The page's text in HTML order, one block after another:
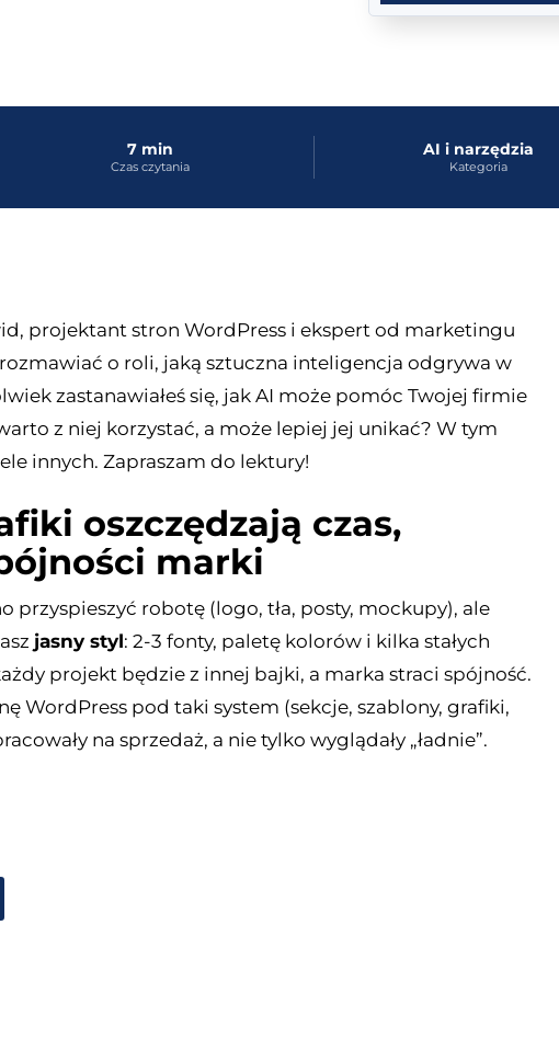
7 min
Czas czytania
AI i narzędzia
Kategoria
projektant stron WordPress i ekspert od marketingu
o roli, jaką sztuczna inteligencja odgrywa w
zastanawiałeś się, jak AI może pomóc Twojej firmie
z niej korzystać, a może lepiej jej unikać? W tym
innych. Zapraszam do lektury!
oszczędzają czas,
marki
przyspieszyć robotę (logo, tła, posty, mockupy), ale
jasny styl: 2-3 fonty, paletę kolorów i kilka stałych
projekt będzie z innej bajki, a marka straci spójność.
WordPress pod taki system (sekcje, szablony, grafiki,
na sprzedaż, a nie tylko wyglądały „ładnie”.